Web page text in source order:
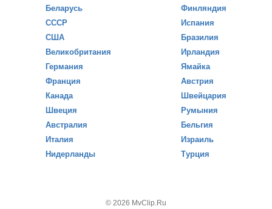
Беларусь
СССР
США
Великобритания
Германия
Франция
Канада
Швеция
Австралия
Италия
Нидерланды
Финляндия
Испания
Бразилия
Ирландия
Ямайка
Австрия
Швейцария
Румыния
Бельгия
Израиль
Турция
© 2026 MvClip.Ru